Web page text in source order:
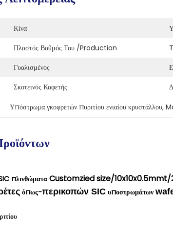
Κίνα
Πλαστός Βαθμός Του /Production
Γυαλισμένος
Σκοτεινός Καφετής
Υπόστρωμα γκοφρετών πυριτίου ενιαίου κρυστάλλου,
πλινθώματα Customzied size/
όπως-περικοπών SIC υποστρωμάτων